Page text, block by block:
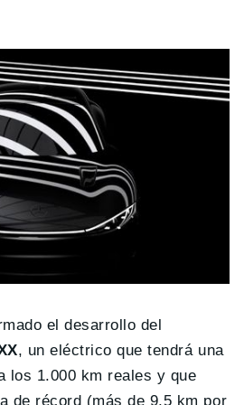
el desarrollo del
, un eléctrico que tendrá una
los 1.000 km reales y que
de récord (más de 9,5 km por